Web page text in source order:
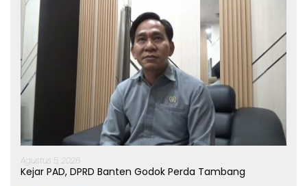
Agustus 5, 2026
Kejar PAD, DPRD Banten Godok Perda Tambang